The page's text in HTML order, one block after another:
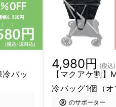
外と重労働。」
て歩くと、指が痛く
も大変な思いをした
冷バッ
4,980円 (税込)
【マクアケ割
冷バッグ1個（
のサポーター